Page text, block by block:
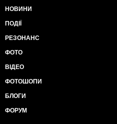
НОВИНИ
ПОДІЇ
РЕЗОНАНС
ФОТО
ВІДЕО
ФОТОШОПИ
БЛОГИ
ФОРУМ